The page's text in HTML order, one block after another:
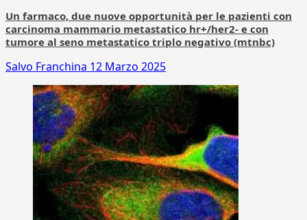
Un farmaco, due nuove opportunità per le pazienti con
carcinoma mammario metastatico hr+/her2- e con
tumore al seno metastatico triplo negativo (mtnbc)
Salvo Franchina 12 Marzo 2025